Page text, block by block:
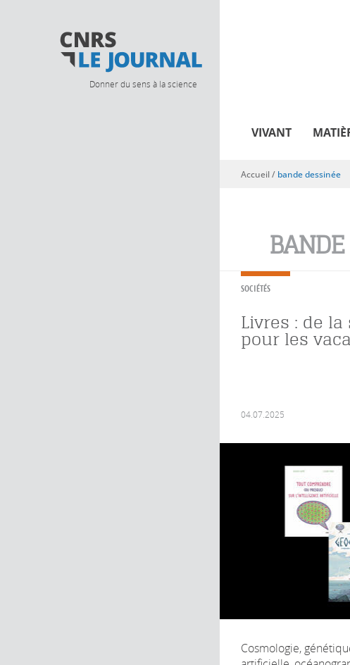
Donner du sens à la science
VIVANT
Vous êtes ici
Accueil/ bande dessinée
SOCIÉTÉS
Livres : de la
pour les
04.07.2025
Cosmologie,